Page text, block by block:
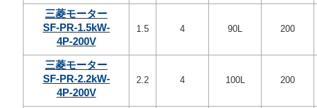
三菱モーター
SF-PR-1.5kW-
4P-200V
1.5 4 90L 200
三菱モーター
SF-PR-2.2kW-
4P-200V
2.2 4 100L 200